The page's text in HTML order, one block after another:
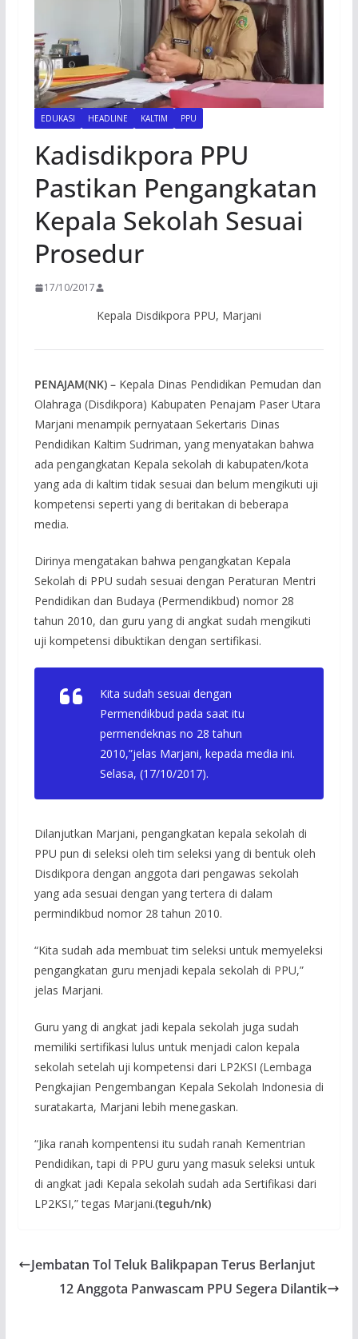
EDUKASI HEADLINE KALTIM PPU
Kadisdikpora PPU
Pastikan Pengangkatan
Kepala Sekolah Sesuai
Prosedur
17/10/2017
Kepala Disdikpora PPU, Marjani
PENAJAM(NK) – Kepala Dinas Pendidikan Pemudan dan
Olahraga (Disdikpora) Kabupaten Penajam Paser Utara
Marjani menampik pernyataan Sekertaris Dinas
Pendidikan Kaltim Sudriman, yang menyatakan bahwa
ada pengangkatan Kepala sekolah di kabupaten/kota
yang ada di kaltim tidak sesuai dan belum mengikuti uji
kompetensi seperti yang di beritakan di beberapa
media.
Dirinya mengatakan bahwa pengangkatan Kepala
Sekolah di PPU sudah sesuai dengan Peraturan Mentri
Pendidikan dan Budaya (Permendikbud) nomor 28
tahun 2010, dan guru yang di angkat sudah mengikuti
uji kompetensi dibuktikan dengan sertifikasi.
Kita sudah sesuai dengan
Permendikbud pada saat itu
permendeknas no 28 tahun
2010,”jelas Marjani, kepada media ini.
Selasa, (17/10/2017).
Dilanjutkan Marjani, pengangkatan kepala sekolah di
PPU pun di seleksi oleh tim seleksi yang di bentuk oleh
Disdikpora dengan anggota dari pengawas sekolah
yang ada sesuai dengan yang tertera di dalam
permindikbud nomor 28 tahun 2010.
“Kita sudah ada membuat tim seleksi untuk memyeleksi
pengangkatan guru menjadi kepala sekolah di PPU,”
jelas Marjani.
Guru yang di angkat jadi kepala sekolah juga sudah
memiliki sertifikasi lulus untuk menjadi calon kepala
sekolah setelah uji kompetensi dari LP2KSI (Lembaga
Pengkajian Pengembangan Kepala Sekolah Indonesia di
suratakarta, Marjani lebih menegaskan.
“Jika ranah kompentensi itu sudah ranah Kementrian
Pendidikan, tapi di PPU guru yang masuk seleksi untuk
di angkat jadi Kepala sekolah sudah ada Sertifikasi dari
LP2KSI,” tegas Marjani.(teguh/nk)
Jembatan Tol Teluk Balikpapan Terus Berlanjut
12 Anggota Panwascam PPU Segera Dilantik